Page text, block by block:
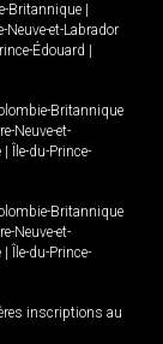
Britannique
Neuve-et-Labrador
Édouard
Britannique
Neuve-et-
Île-du-Prince-
Britannique
Neuve-et-
Île-du-Prince-
inscriptions au